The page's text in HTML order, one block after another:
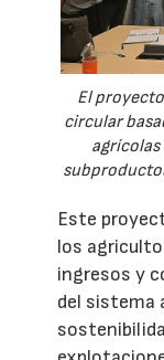
El
circular
Este
los
ingresos y
del sistema